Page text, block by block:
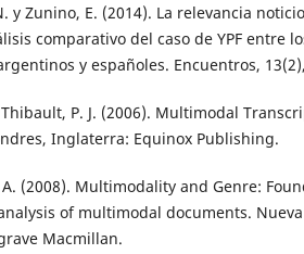
y Zunino, E. (2014). La relevancia
comparativo del caso de YPF entre
y españoles. Encuentros,
P. J. (2006). Multimodal
Inglaterra: Equinox Publishing.
A. (2008). Multimodality and Genre:
of multimodal documents. Nueva
Macmillan.